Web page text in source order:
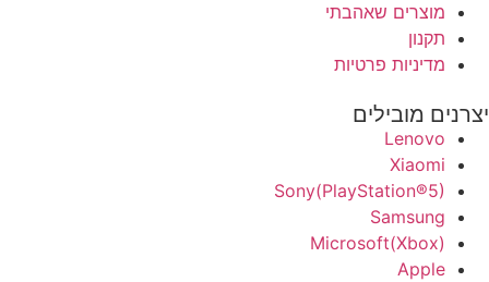
מוצרים שאהבתי
תקנון
מדיניות פרטיות
יצרנים מובילים
Lenovo
Xiaomi
Sony(PlayStation®5)
Samsung
Microsoft(Xbox)
Apple